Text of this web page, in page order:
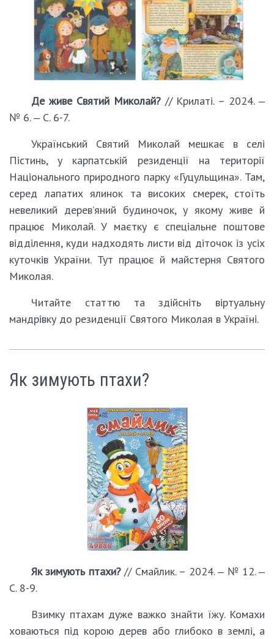
Де живе Святий Миколай?// Крилаті. – 2024. ‒
№ 6. ‒ С. 6-7.
Український Святий Миколай мешкає в селі
Пістинь, у карпатській резиденції на території
Національного природного парку «Гуцульщина». Там,
серед лапатих ялинок та високих смерек, стоїть
невеликий дерев’яний будиночок, у якому живе й
працює Миколай. У маєтку є спеціальне поштове
відділення, куди надходять листи від діточок із усіх
куточків України. Тут працює й майстерня Святого
Миколая.
Читайте статтю та здійсніть віртуальну
мандрівку до резиденції Святого Миколая в Україні.
Як зимують птахи?
Як зимують птахи?// Смайлик. – 2024. ‒ № 12. ‒
С. 8-9.
Взимку птахам дуже важко знайти їжу. Комахи
ховаються під корою дерев або глибоко в землі, а